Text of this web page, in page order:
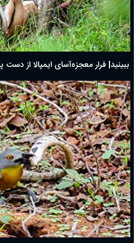
ببینید| فرار معجزه‌آسای ایمپالا از